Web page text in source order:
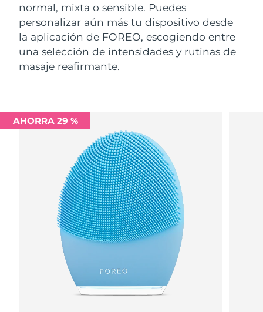
normal, mixta o sensible. Puedes
personalizar aún más tu dispositivo desde
la aplicación de FOREO, escogiendo entre
una selección de intensidades y rutinas de
masaje reafirmante.
AHORRA 29 %